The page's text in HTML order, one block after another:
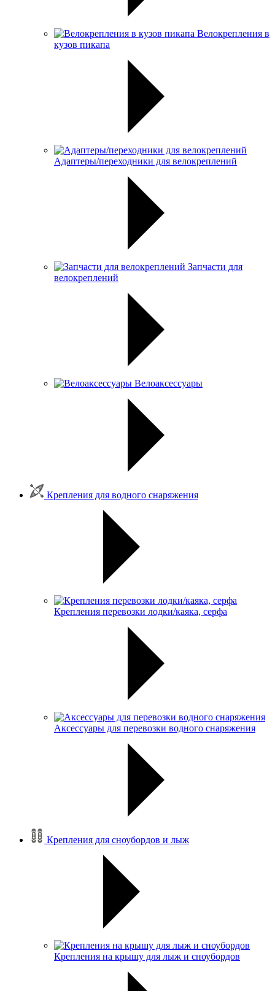
Велокрепления в
кузов пикапа
Адаптеры/переходники для велокреплений
Запчасти для
велокреплений
Велоаксессуары
Крепления для водного снаряжения
Крепления перевозки лодки/каяка, серфа
Аксессуары для перевозки водного снаряжения
Крепления для сноубордов и лыж
Крепления на крышу для лыж и сноубордов